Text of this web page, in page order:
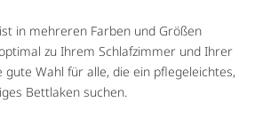
in mehreren Farben und Größen
zu Ihrem Schlafzimmer und Ihrer
gute Wahl für alle, die ein pflegeleichtes,
Bettlaken suchen.